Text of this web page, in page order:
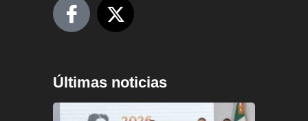
Últimas noticias